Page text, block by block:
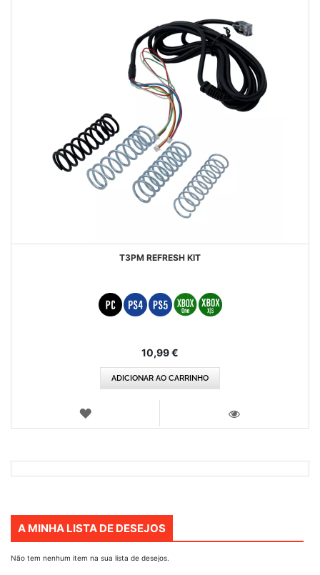
T3PM REFRESH KIT
10,99 €
ADICIONAR AO CARRINHO
LISTA
A MINHA LISTA DE DESEJOS
Não tem nenhum item na sua lista de desejos.